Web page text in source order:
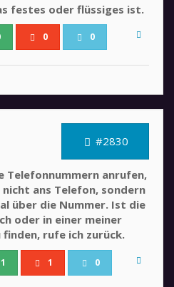
festes oder flüssiges ist.
0 0
#2830
Telefonnummern anrufen,
ans Telefon, sondern
über die Nummer. Ist die
oder in einer meiner
rufe ich zurück.
1 1 0